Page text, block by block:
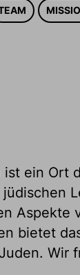
ein
Aspekte
bietet
Wir